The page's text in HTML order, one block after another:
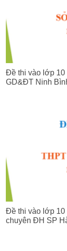
Đề thi vào lớp 10
GD&ĐT Ninh
Đề thi vào lớp 10
chuyên ĐH SP